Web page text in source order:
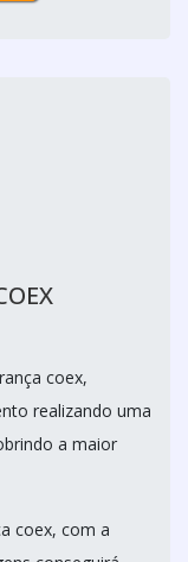
coex,
realizando uma
a maior
coex, com a